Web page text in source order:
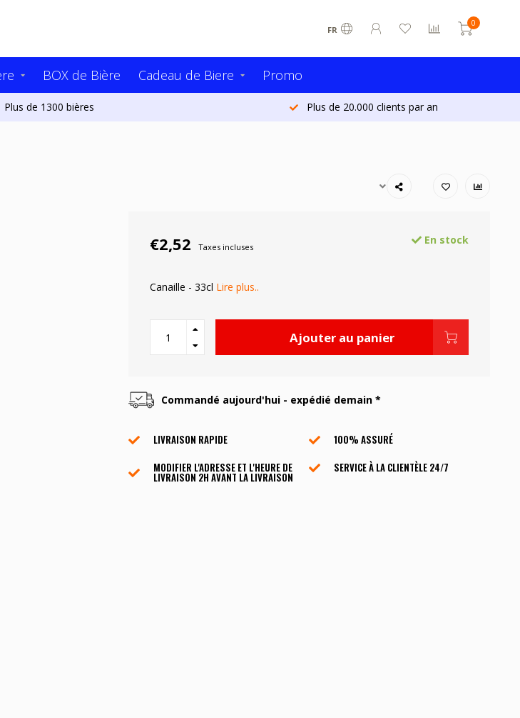
FR
0
BOX de Bière Cadeau de Biere Promo
Plus de 1300 bières Plus de 20.000 clients par an
€2,52 Taxes incluses
En stock
Canaille - 33cl Lire plus..
Ajouter au panier
Commandé aujourd'hui - expédié demain *
LIVRAISON RAPIDE
100% ASSURÉ
MODIFIER L'ADRESSE ET L'HEURE DE
LIVRAISON 2H AVANT LA LIVRAISON
SERVICE À LA CLIENTÈLE ​​24/7